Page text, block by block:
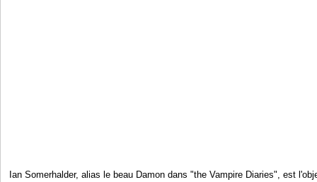
Ian Somerhalder, alias le beau Damon dans "the Vampire Diaries", est